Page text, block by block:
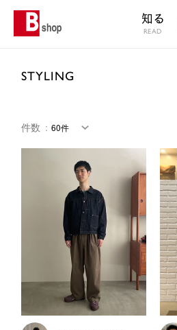
知る
READ
STYLING
件数 ：